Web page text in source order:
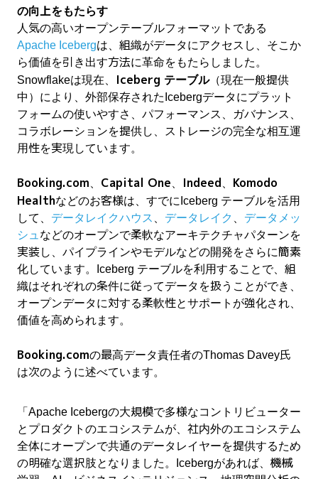
の向上をもたらす
人気の高いオープンテーブルフォーマットである
Apache Icebergは、組織がデータにアクセスし、そこか
ら価値を引き出す方法に革命をもたらしました。
Snowflakeは現在、
Iceberg テーブル（現在一般提供
中）により、外部保存されたIcebergデータにプラット
フォームの使いやすさ、パフォーマンス、ガバナンス、
コラボレーションを提供し、ストレージの完全な相互運
用性を実現しています。
Booking.com Capital One Indeed
Komodo
Healthなどのお客様は、すでにIceberg テーブルを活用
して、 データレイクハウス データレイク
データメッ
シュ などのオープンで柔軟なアーキテクチャパターンを
実装し、パイプラインやモデルなどの開発をさらに簡素
化しています。Iceberg テーブルを利用することで、組
織はそれぞれの条件に従ってデータを扱うことができ、
オープンデータに対する柔軟性とサポートが強化され、
価値を高められます。
Booking.comの最高データ責任者のThomas Davey氏
は次のように述べています。
「Apache Icebergの大規模で多様なコントリビューター
とプロダクトのエコシステムが、社内外のエコシステム
全体にオープンで共通のデータレイヤーを提供するため
の明確な選択肢となりました。Icebergがあれば、機械